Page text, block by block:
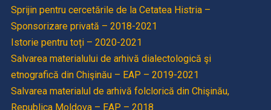
Sprijin pentru cercetările de la Cetatea Histria –
Sponsorizare privată – 2018-2021
Istorie pentru toți – 2020-2021
Salvarea materialului de arhivă dialectologică şi
etnografică din Chişinău – EAP – 2019-2021
Salvarea materialul de arhivă folclorică din Chişinău,
Republica Moldova – EAP – 2018